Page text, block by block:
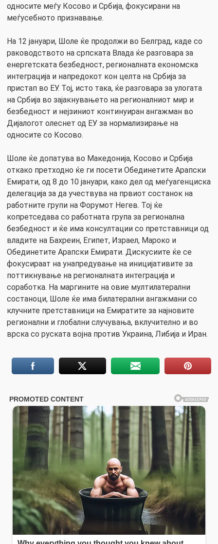
односите меѓу Косово и Србија, фокусирани на
меѓусебното признавање.
На 12 јануари, Шоле ќе продолжи во Белград, каде со
раководството на српската Влада ќе разговара за
енергетската безбедност, регионалната економска
интеграција и напредокот кон целта на Србија за
пристап во ЕУ. Тој, исто така, ќе разговара за улогата
на Србија во зајакнувањето на регионалниот мир и
безбедност и нејзиниот континуиран ангажман во
Дијалогот олеснет од ЕУ за нормализирање на
односите со Косово.
Шоле ќе допатува во Македонија, Косово и Србија
откако претходно ќе ги посети Обединетите Арапски
Емирати, од 8 до 10 јануари, како дел од меѓуагенциска
делегација за да учествува на првиот состанок на
работните групи на Форумот Негев. Тој ќе
копретседава со работната група за регионална
безбедност и ќе има консултации со претставници од
владите на Бахреин, Египет, Израел, Мароко и
Обединетите Арапски Емирати. Дискусиите ќе се
фокусираат на унапредување на иницијативите за
поттикнување на регионалната интеграција и
соработка. На маргините на овие мултилатерални
состаноци, Шоле ќе има билатерални ангажмани со
клучните претставници на Емиратите за најновите
регионални и глобални случувања, вклучително и во
врска со руската војна против Украина, Либија и Иран.